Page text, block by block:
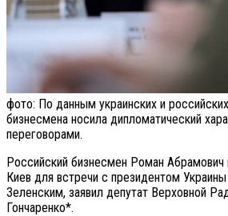
фото: По данным украинских и
бизнесмена носила дипломатический
переговорами.
Российский бизнесмен Роман Абрамович
Киев для встречи с президентом
Зеленским, заявил депутат Верховной
Гончаренко*.